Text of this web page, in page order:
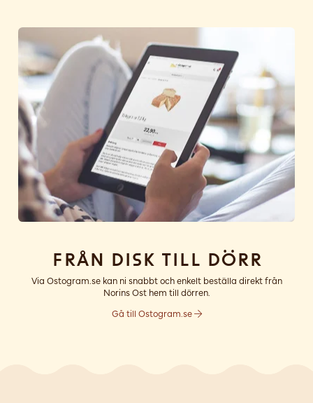
Från disk till dörr
Via Ostogram.se kan ni snabbt och enkelt beställa direkt från
Norins Ost hem till dörren.
Gå till Ostogram.se